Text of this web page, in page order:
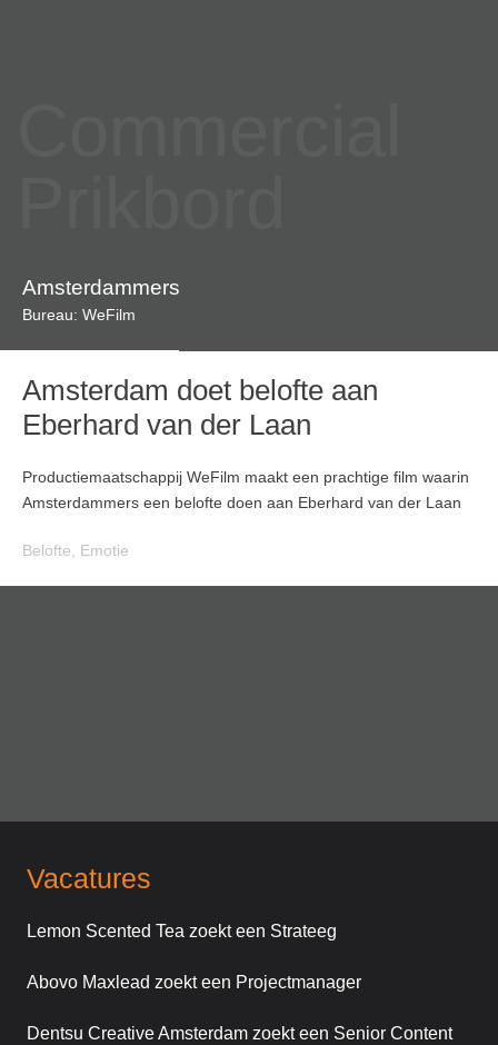
Amsterdammers
Bureau: WeFilm
Amsterdam doet belofte aan
Eberhard van der Laan
Productiemaatschappij WeFilm maakt een prachtige film waarin
Amsterdammers een belofte doen aan Eberhard van der Laan
Belofte Emotie
Vacatures
Lemon Scented Tea zoekt een Strateeg
Abovo Maxlead zoekt een Projectmanager
Dentsu Creative Amsterdam zoekt een Senior Content